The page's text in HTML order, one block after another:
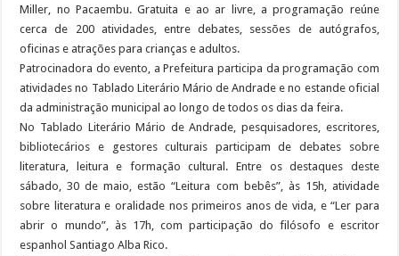
Miller, no Pacaembu. Gratuita e ao ar livre, a programação reúne
cerca de 200 atividades, entre debates, sessões de autógrafos,
oficinas e atrações para crianças e adultos.
Patrocinadora do evento, a Prefeitura participa da programação com
atividades no Tablado Literário Mário de Andrade e no estande oficial
da administração municipal ao longo de todos os dias da feira.
No Tablado Literário Mário de Andrade, pesquisadores, escritores,
bibliotecários e gestores culturais participam de debates sobre
literatura, leitura e formação cultural. Entre os destaques deste
sábado, 30 de maio, estão “Leitura com bebês”, às 15h, atividade
sobre literatura e oralidade nos primeiros anos de vida, e “Ler para
abrir o mundo”, às 17h, com participação do filósofo e escritor
espanhol Santiago Alba Rico.